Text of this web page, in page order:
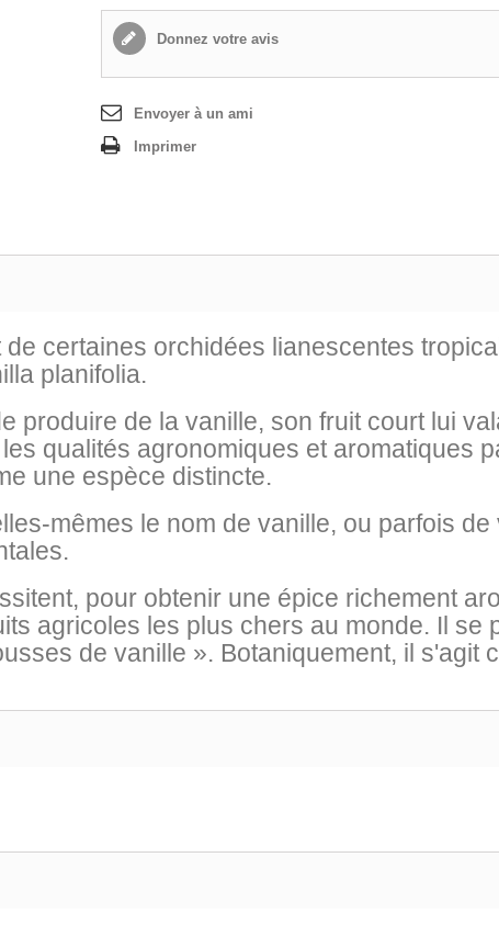
Donnez votre avis
Envoyer à un ami
Imprimer
certaines orchidées lianescentes
planifolia.
produire de la vanille, son fruit court lui
qualités agronomiques et aromatiques
une espèce distincte.
mêmes le nom de vanille, ou parfois
pour obtenir une épice richement
agricoles les plus chers au monde. Il se
de vanille ». Botaniquement, il s'agit